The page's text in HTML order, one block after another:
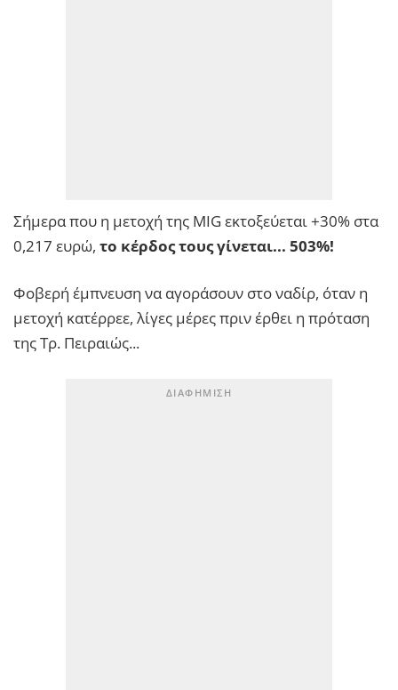
Σήμερα που η μετοχή της MIG εκτοξεύεται +30% στα
0,217 ευρώ, το κέρδος τους γίνεται... 503%!
Φοβερή έμπνευση να αγοράσουν στο ναδίρ, όταν η
μετοχή κατέρρεε, λίγες μέρες πριν έρθει η πρόταση
της Τρ. Πειραιώς...